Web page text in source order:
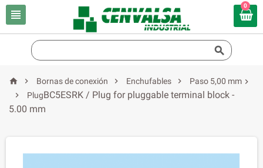

0

  Bornas de conexión  Enchufables 
Paso 5,00 mm

Plug

BC5ESRK / Plug for pluggable terminal block -
5.00 mm